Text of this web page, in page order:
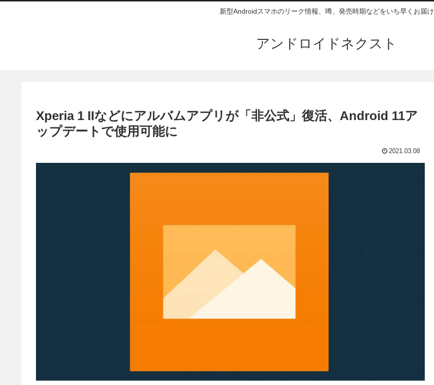
新型Androidスマホのリーク情報、噂、発売時期などをいち早くお届け
アンドロイドネクスト
Xperia 1 IIなどにアルバムアプリが「非公式」復活、Android 11ア
ップデートで使用可能に
2021.03.08